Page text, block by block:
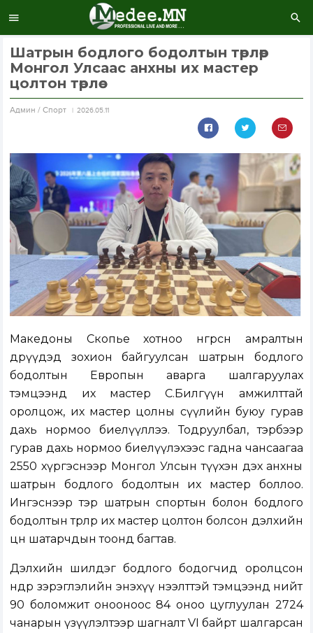
Шатрын бодлого бодолтын төрлөөр
Монгол Улсаас анхны их мастер
цолтон төрлөө
Aдмин / Спорт 2026.05.11
Македоны Скопье хотноо өнгөрсөн амралтын
өдрүүдэд зохион байгуулсан шатрын бодлого
бодолтын Европын аварга шалгаруулах
тэмцээнд их мастер С.Билгүүн амжилттай
оролцож, их мастер цолны сүүлийн буюу гурав
дахь нормоо биелүүллээ. Тодруулбал, тэрбээр
гурав дахь нормоо биелүүлэхээс гадна чансаагаа
2550 хүргэснээр Монгол Улсын түүхэн дэх анхны
шатрын бодлого бодолтын их мастер боллоо.
Ингэснээр тэр шатрын спортын болон бодлого
бодолтын төрлөөр их мастер цолтон болсон дэлхийн
цөөн шатарчдын тоонд багтав.
Дэлхийн шилдэг бодлого бодогчид оролцсон
өндөр зэрэглэлийн энэхүү нээлттэй тэмцээнд нийт
90 боломжит онооноос 84 оноо цуглуулан 2724
чанарын үзүүлэлтээр шагналт VI байрт шалгарсан